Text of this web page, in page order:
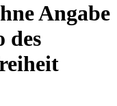
Angabe
des